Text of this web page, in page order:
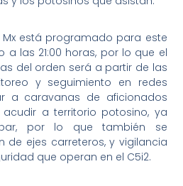
Mx está programado para este
a las 21:00 horas, por lo que el
del orden será a partir de las
y seguimiento en redes
a caravanas de aficionados
a territorio potosino, ya
por lo que también se
de ejes carreteros, y vigilancia
que operan en el C5i2.